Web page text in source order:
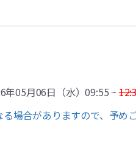
年05月06日（水）09:55 ~
場合がありますので、予め